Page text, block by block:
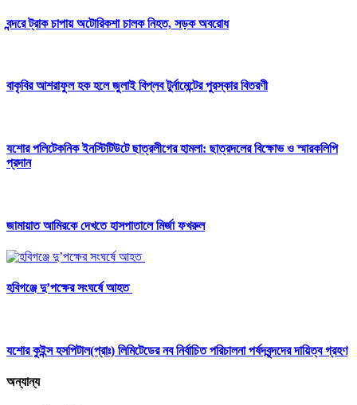
বন্দরে ট্রাক চাপায় অটোরিকশা চালক নিহত, সড়ক অবরোধ
বাকৃবির আশরাফুল হক হলে জুলাই বিপ্লব টুর্নামেন্টের পুরস্কার বিতরণী
যশোর পলিটেকনিক ইনস্টিটিউটে ছাত্রলীগের হামলা: ছাত্রদলের বিক্ষোভ ও স্মারকলিপি
প্রদান
জামায়াত আমিরকে দেখতে হাসপাতালে মির্জা ফখরুল
হবিগঞ্জে দু’পক্ষের সংঘর্ষে আহত
যশোর কুইন্স হসপিটাল(প্রাঃ) লিমিটেডের নব নির্বাচিত পরিচালনা পর্ষদবৃন্দদের দায়িত্ব গ্রহণ
অন্যান্য